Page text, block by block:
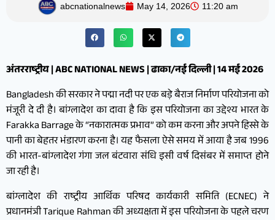
abcnationalnews May 14, 2026 11:20 am
अंतरराष्ट्रीय | ABC NATIONAL NEWS | ढाका/नई दिल्ली | 14 मई 2026
Bangladesh की सरकार ने पद्मा नदी पर एक बड़े बैराज निर्माण परियोजना को
मंजूरी दे दी है। बांग्लादेश का दावा है कि इस परियोजना का उद्देश्य भारत के
Farakka Barrage के “नकारात्मक प्रभाव” को कम करना और अपने हिस्से के
पानी का बेहतर भंडारण करना है। यह फैसला ऐसे समय में आया है जब 1996
की भारत-बांग्लादेश गंगा जल बंटवारा संधि इसी वर्ष दिसंबर में समाप्त होने
जा रही है।
बांग्लादेश की राष्ट्रीय आर्थिक परिषद कार्यकारी समिति (ECNEC) ने
प्रधानमंत्री Tarique Rahman की अध्यक्षता में इस परियोजना के पहले चरण